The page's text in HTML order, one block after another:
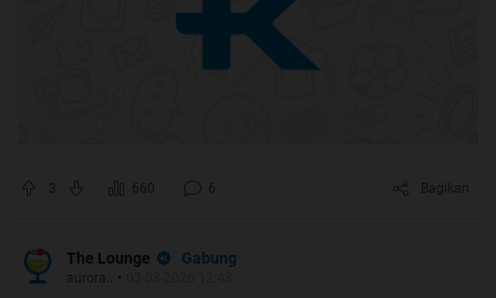
3 660 6 Bagikan
The Lounge Gabung
aurora.. •